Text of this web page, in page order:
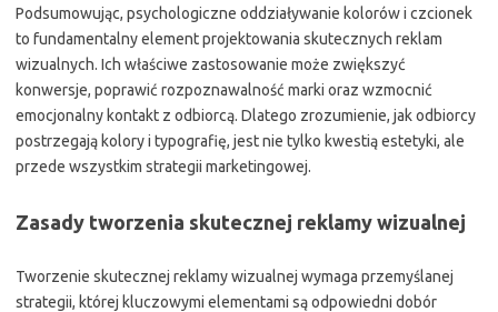
Podsumowując, psychologiczne oddziaływanie kolorów i czcionek
to fundamentalny element projektowania skutecznych reklam
wizualnych. Ich właściwe zastosowanie może zwiększyć
konwersje, poprawić rozpoznawalność marki oraz wzmocnić
emocjonalny kontakt z odbiorcą. Dlatego zrozumienie, jak odbiorcy
postrzegają kolory i typografię, jest nie tylko kwestią estetyki, ale
przede wszystkim strategii marketingowej.
Zasady tworzenia skutecznej reklamy wizualnej
Tworzenie skutecznej reklamy wizualnej wymaga przemyślanej
strategii, której kluczowymi elementami są odpowiedni dobór